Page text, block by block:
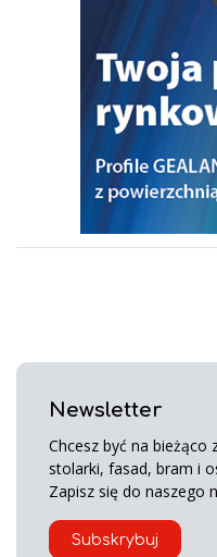
Newsletter
Chcesz być na bieżąco
stolarki, fasad, bram i
Zapisz się do naszego
Subskrybuj